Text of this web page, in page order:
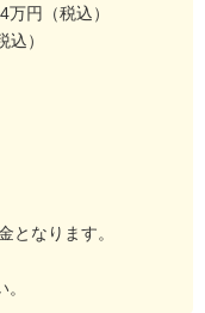
円（税込）
）
となります。